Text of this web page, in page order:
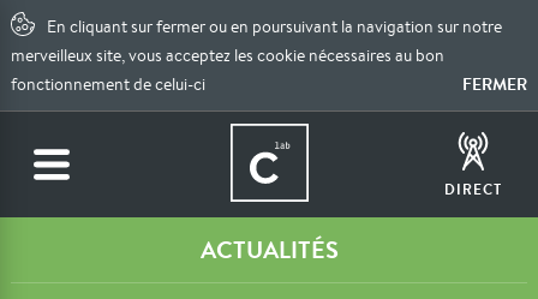
En cliquant sur fermer ou en poursuivant la navigation sur notre
merveilleux site, vous acceptez les cookie nécessaires au bon
fonctionnement de celui-ci
FERMER
DIRECT
ACTUALITÉS